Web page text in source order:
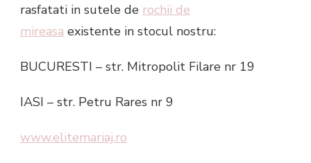
rasfatati in sutele de rochii de
mireasa existente in stocul nostru:
BUCURESTI – str. Mitropolit Filare nr 19
IASI – str. Petru Rares nr 9
www.elitemariaj.ro